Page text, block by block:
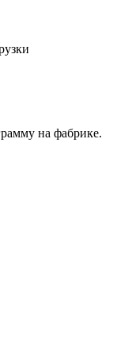
на фабрике.